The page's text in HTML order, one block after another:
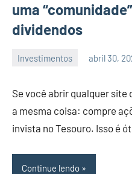
uma
dividendos
Investimentos abril 30,
Se você abrir qualquer site
a mesma coisa: compre
invista no Tesouro. Isso é
Continue lendo